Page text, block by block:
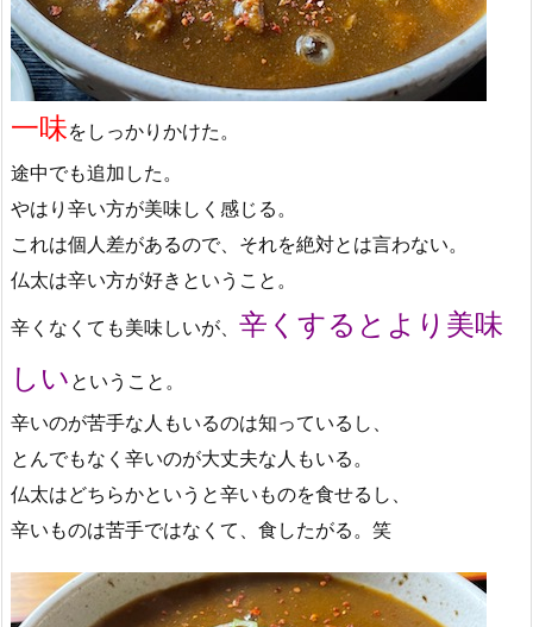
一味をしっかりかけた。
途中でも追加した。
やはり辛い方が美味しく感じる。
これは個人差があるので、それを絶対とは言わない。
仏太は辛い方が好きということ。
辛くなくても美味しいが、 辛くするとより美味
しい ということ。
辛いのが苦手な人もいるのは知っているし、
とんでもなく辛いのが大丈夫な人もいる。
仏太はどちらかというと辛いものを食せるし、
辛いものは苦手ではなくて、食したがる。笑